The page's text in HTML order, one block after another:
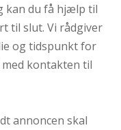
kan du få hjælp til
til slut. Vi rådgiver
og tidspunkt for
kontakten til
annoncen skal